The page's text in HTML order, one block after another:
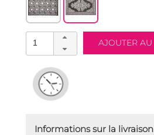
Informations sur la livraison